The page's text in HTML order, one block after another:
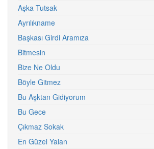
Aşka Tutsak
Ayrılıkname
Başkası Girdi Aramıza
Bitmesin
Bize Ne Oldu
Böyle Gitmez
Bu Aşktan Gidiyorum
Bu Gece
Çıkmaz Sokak
En Güzel Yalan